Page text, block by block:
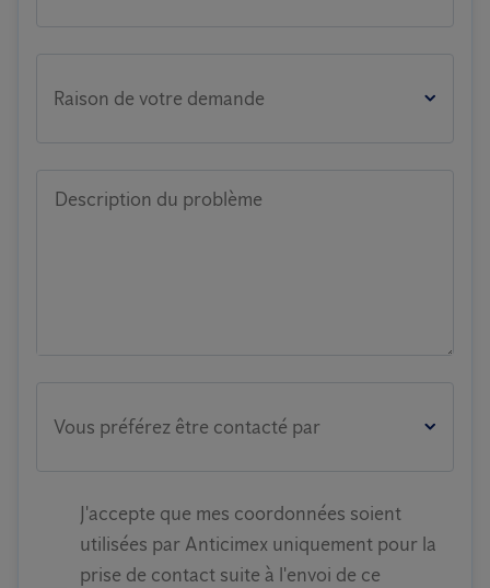
Raison de votre demande
Description du problème
Vous préférez être contacté par
J'accepte que mes coordonnées soient
utilisées par Anticimex uniquement pour la
prise de contact suite à l'envoi de ce